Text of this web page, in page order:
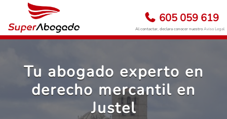
605 059 619
Al contactar, declara conocer nuestroAviso Legal
Tu abogado experto en
derecho mercantil en
Justel